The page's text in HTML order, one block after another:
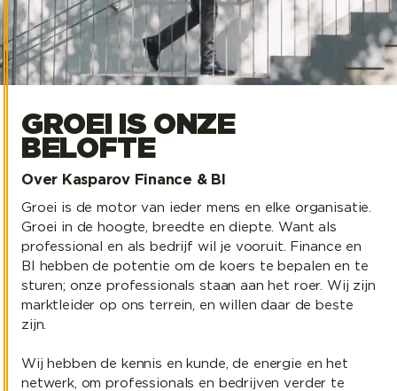
GROEI IS ONZE
BELOFTE
Over Kasparov Finance & BI
Groei is de motor van ieder mens en elke organisatie.
Groei in de hoogte, breedte en diepte. Want als
professional en als bedrijf wil je vooruit. Finance en
BI hebben de potentie om de koers te bepalen en te
sturen; onze professionals staan aan het roer. Wij zijn
marktleider op ons terrein, en willen daar de beste
zijn.
Wij hebben de kennis en kunde, de energie en het
netwerk, om professionals en bedrijven verder te